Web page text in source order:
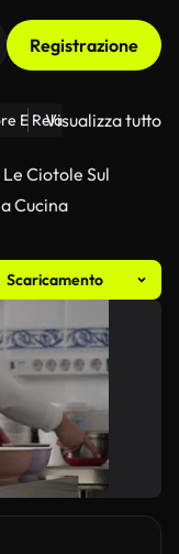
Registrazione
E Relazioni Il
Visualizza tutto
Ciotole Sul
Cucina
Scaricamento